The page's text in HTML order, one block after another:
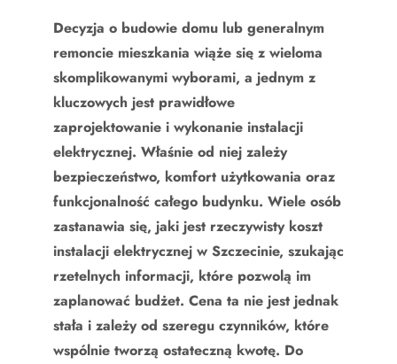
Decyzja o budowie domu lub generalnym
remoncie mieszkania wiąże się z wieloma
skomplikowanymi wyborami, a jednym z
kluczowych jest prawidłowe
zaprojektowanie i wykonanie instalacji
elektrycznej. Właśnie od niej zależy
bezpieczeństwo, komfort użytkowania oraz
funkcjonalność całego budynku. Wiele osób
zastanawia się, jaki jest rzeczywisty koszt
instalacji elektrycznej w Szczecinie, szukając
rzetelnych informacji, które pozwolą im
zaplanować budżet. Cena ta nie jest jednak
stała i zależy od szeregu czynników, które
wspólnie tworzą ostateczną kwotę. Do